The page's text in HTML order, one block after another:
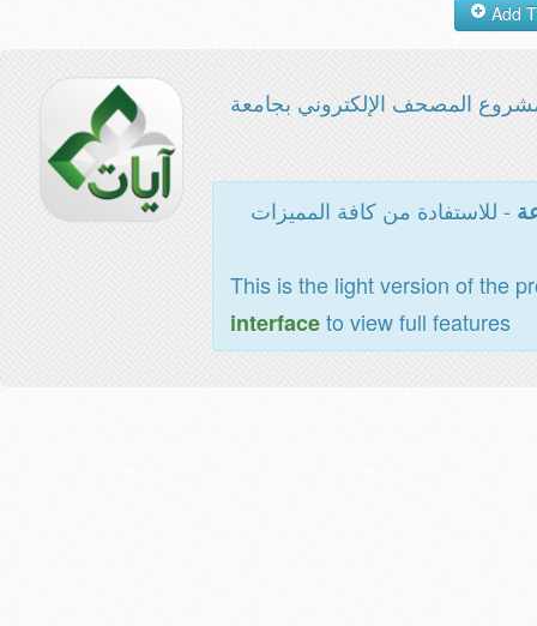
المصحف الإلكتروني بجامعة
- للاستفادة من كافة المميزات
This is the light version of the
interfaceto view full features